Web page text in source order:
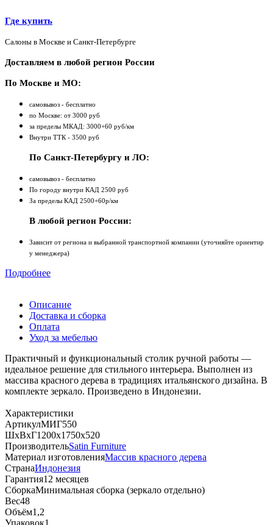
Где купить
Салоны в Москве и Санкт-Петербурге
Доставляем в любой регион России
По Москве и МО:
самовывоз - бесплатно
по Москве: от 3000 руб
за пределы МКАД: 3000+60 руб/км
Внутри ТТК - 3500 руб
По Санкт-Петербургу и ЛО:
самовывоз - бесплатно
По городу внутри КАД 2500 руб
За пределы КАД 2500+60р/км
В любой регион России:
Зависит от региона и выбранной транспортной компании (уточняйте ориентир
у менеджера)
Подробнее
Описание
Доставка и сборка
Оплата
Уход за мебелью
Практичный и функциональный столик ручной работы —
идеальное решение для стильного интерьера. Выполнен из
массива красного дерева в традициях итальянского дизайна. В
комплекте зеркало. Произведено в Индонезии.
Характеристики
АртикулМИГ550
ШхВхГ1200х1750х520
ПроизводительSatin Furniture
Материал изготовленияМассив красного дерева
СтранаИндонезия
Гарантия12 месяцев
СборкаМинимальная сборка (зеркало отдельно)
Вес48
Объём1,2